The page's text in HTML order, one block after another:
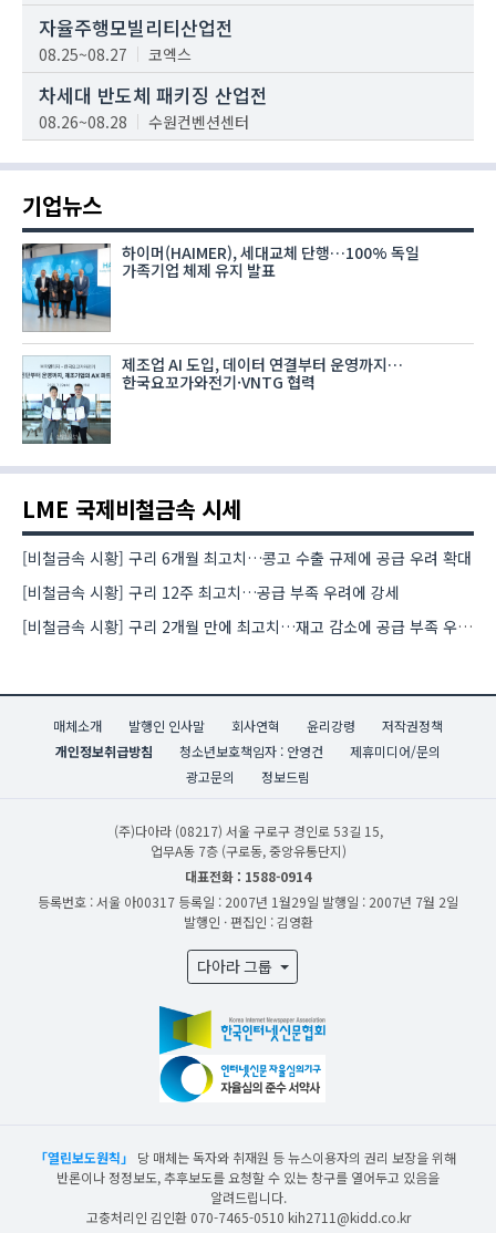
자율주행모빌리티산업전
08.25~08.27 코엑스
차세대 반도체 패키징 산업전
08.26~08.28 수원컨벤션센터
기업뉴스
하이머(HAIMER), 세대교체 단행…100% 독일
가족기업 체제 유지 발표
제조업 AI 도입, 데이터 연결부터 운영까지…
한국요꼬가와전기·VNTG 협력
LME 국제비철금속 시세
[비철금속 시황] 구리 6개월 최고치…콩고 수출 규제에 공급 우려 확대
[비철금속 시황] 구리 12주 최고치…공급 부족 우려에 강세
[비철금속 시황] 구리 2개월 만에 최고치…재고 감소에 공급 부족 우려 확대
매체소개 발행인 인사말 회사연혁 윤리강령
저작권정책
개인정보취급방침
청소년보호책임자 : 안영건
제휴미디어/문의
광고문의
정보드림
(주)다아라 (08217) 서울 구로구 경인로 53길 15,
업무A동 7층 (구로동, 중앙유통단지)
대표전화 : 1588-0914
등록번호 : 서울 아00317 등록일 : 2007년 1월29일 발행일 : 2007년 7월 2일
발행인 · 편집인 : 김영환
다아라 그룹
「열린보도원칙」
당 매체는 독자와 취재원 등 뉴스이용자의 권리 보장을 위해
반론이나 정정보도, 추후보도를 요청할 수 있는 창구를 열어두고 있음을
알려드립니다.
고충처리인 김인환 070-7465-0510 kih2711@kidd.co.kr